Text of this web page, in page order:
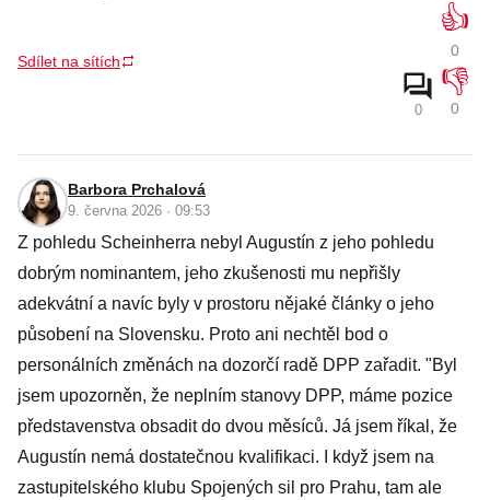
Sdílet na sítích
0
👍
0
👎
0
Barbora Prchalová
9. června 2026 · 09:53
Z pohledu Scheinherra nebyl Augustín z jeho pohledu
dobrým nominantem, jeho zkušenosti mu nepřišly
adekvátní a navíc byly v prostoru nějaké články o jeho
působení na Slovensku. Proto ani nechtěl bod o
personálních změnách na dozorčí radě DPP zařadit. "Byl
jsem upozorněn, že neplním stanovy DPP, máme pozice
představenstva obsadit do dvou měsíců. Já jsem říkal, že
Augustín nemá dostatečnou kvalifikaci. I když jsem na
zastupitelského klubu Spojených sil pro Prahu, tam ale